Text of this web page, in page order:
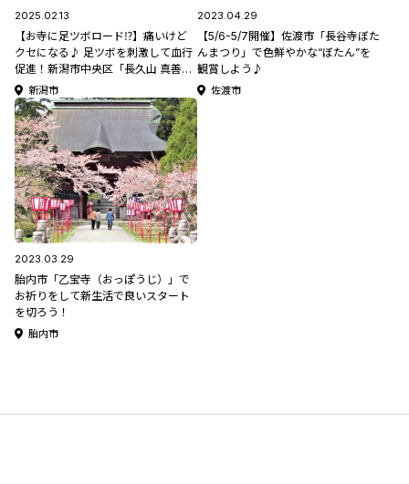
2025.02.13
【お寺に足ツボロード⁉】痛いけど
クセになる♪ 足ツボを刺激して血行
促進！新潟市中央区「長久山 真善
寺」新潟市
2023.04.29
【5/6-5/7開催】佐渡市「長谷寺ぼた
んまつり」で色鮮やかな“ぼたん”を
観賞しよう♪
佐渡市
2023.03.29
胎内市「乙宝寺（おっぽうじ）」で
お祈りをして新生活で良いスタート
を切ろう！
胎内市